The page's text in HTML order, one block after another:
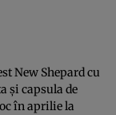
New Shepard cu
și capsula de
în aprilie la